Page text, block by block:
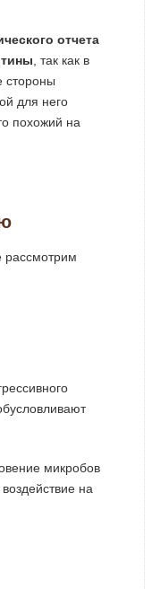
отчета
, так как в
стороны
для него
похожий на
рассмотрим
микробов
на